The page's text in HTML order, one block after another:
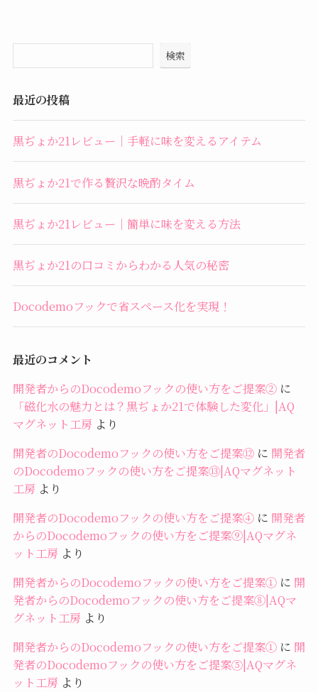
検索
最近の投稿
黒ぢょか21レビュー｜手軽に味を変えるアイテム
黒ぢょか21で作る贅沢な晩酌タイム
黒ぢょか21レビュー｜簡単に味を変える方法
黒ぢょか21の口コミからわかる人気の秘密
Docodemoフックで省スペース化を実現！
最近のコメント
開発者からのDocodemoフックの使い方をご提案②に
「磁化水の魅力とは？黒ぢょか21で体験した変化」|AQ
マグネット工房 より
開発者のDocodemoフックの使い方をご提案⑫に 開発者
のDocodemoフックの使い方をご提案⑬|AQマグネット
工房 より
開発者のDocodemoフックの使い方をご提案④に 開発者
からのDocodemoフックの使い方をご提案⑨|AQマグネ
ット工房 より
開発者からのDocodemoフックの使い方をご提案①に 開
発者からのDocodemoフックの使い方をご提案⑧|AQマ
グネット工房 より
開発者からのDocodemoフックの使い方をご提案①に 開
発者のDocodemoフックの使い方をご提案⑤|AQマグネ
ット工房 より